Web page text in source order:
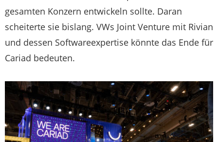
gesamten Konzern entwickeln sollte. Daran
scheiterte sie bislang. VWs Joint Venture mit Rivian
und dessen Softwareexpertise könnte das Ende für
Cariad bedeuten.